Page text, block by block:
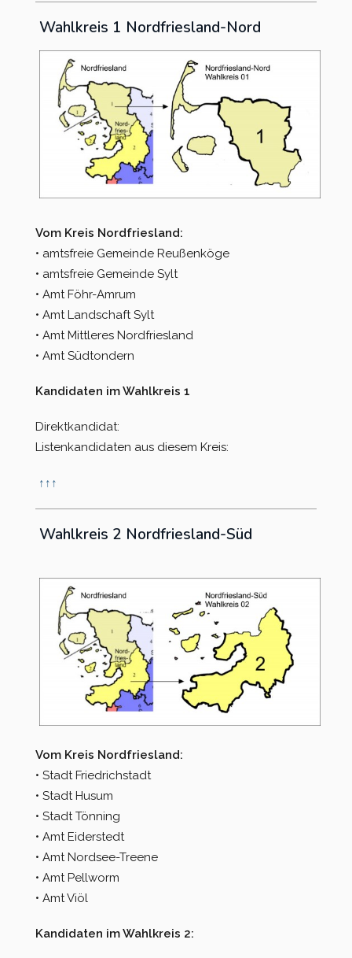
Wahlkreis 1 Nordfriesland-Nord
Vom Kreis Nordfriesland:
• amtsfreie Gemeinde Reußenköge
• amtsfreie Gemeinde Sylt
• Amt Föhr-Amrum
• Amt Landschaft Sylt
• Amt Mittleres Nordfriesland
• Amt Südtondern
Kandidaten im Wahlkreis 1
Direktkandidat:
Listenkandidaten aus diesem Kreis:
↑ ↑ ↑
Wahlkreis 2 Nordfriesland-Süd
Vom Kreis Nordfriesland:
• Stadt Friedrichstadt
• Stadt Husum
• Stadt Tönning
• Amt Eiderstedt
• Amt Nordsee-Treene
• Amt Pellworm
• Amt Viöl
Kandidaten im Wahlkreis 2: